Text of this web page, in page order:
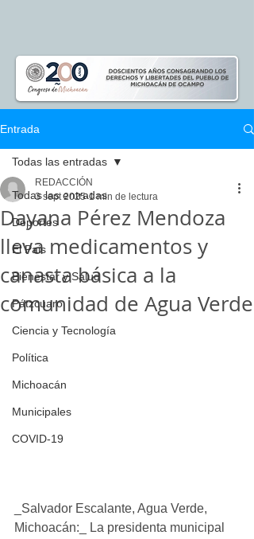
Entrada
Todas las entradas
Deportes
El Pais
Bienestar y Salud
Pátzcuaro
Ciencia y Tecnología
Política
Michoacán
Municipales
COVID-19
Todas las entradas
Dayana Pérez Mendoza
lleva medicamentos y
canasta básica a la
comunidad de Agua Verde
REDACCIÓN
3 sept 2025 1 min de lectura
_Salvador Escalante, Agua Verde,
Michoacán:_ La presidenta municipal